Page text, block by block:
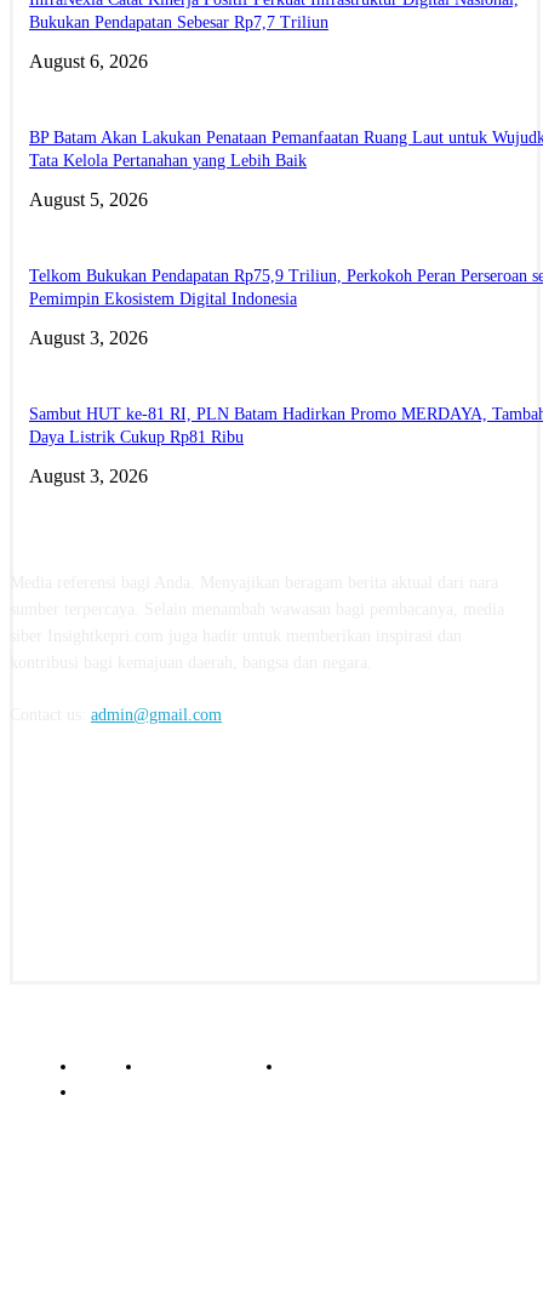
Bukukan Pendapatan Sebesar Rp7,7 Triliun
August 6, 2026
BP Batam Akan Lakukan Penataan Pemanfaatan Ruang Laut untuk
Tata Kelola Pertanahan yang Lebih Baik
August 5, 2026
Telkom Bukukan Pendapatan Rp75,9 Triliun, Perkokoh Peran Perseroan
Pemimpin Ekosistem Digital Indonesia
August 3, 2026
Sambut HUT ke-81 RI, PLN Batam Hadirkan Promo MERDAYA,
Daya Listrik Cukup Rp81 Ribu
August 3, 2026
admin@gmail.com